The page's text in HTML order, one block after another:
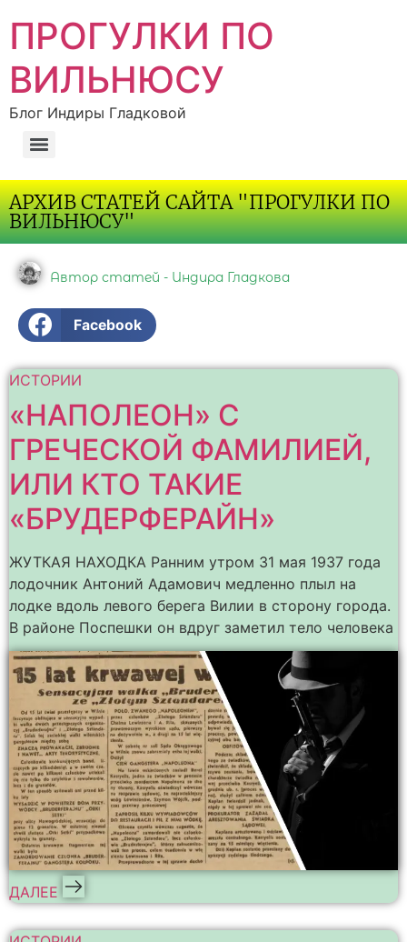
ПРОГУЛКИ ПО
ВИЛЬНЮСУ
Блог Индиры Гладковой
АРХИВ СТАТЕЙ САЙТА "ПРОГУЛКИ ПО
ВИЛЬНЮСУ"
Автор статей - Индира Гладкова
Facebook
ИСТОРИИ
«НАПОЛЕОН» С
ГРЕЧЕСКОЙ ФАМИЛИЕЙ,
ИЛИ КТО ТАКИЕ
«БРУДЕРФЕРАЙН»
ЖУТКАЯ НАХОДКА Ранним утром 31 мая 1937 года
лодочник Антоний Адамович медленно плыл на
лодке вдоль левого берега Вилии в сторону города.
В районе Поспешки он вдруг заметил тело человека
ДАЛЕЕ